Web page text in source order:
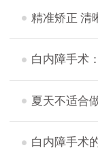
夏天不适合